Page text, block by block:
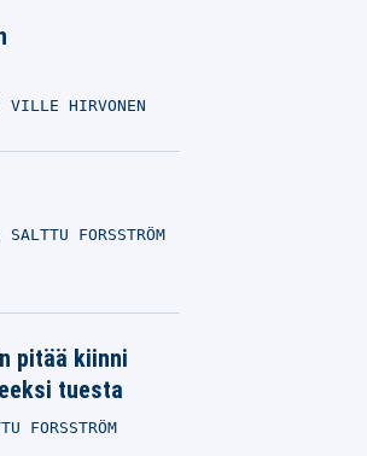
VILLE HIRVONEN
SALTTU FORSSTRÖM
pitää kiinni
tuesta
FORSSTRÖM